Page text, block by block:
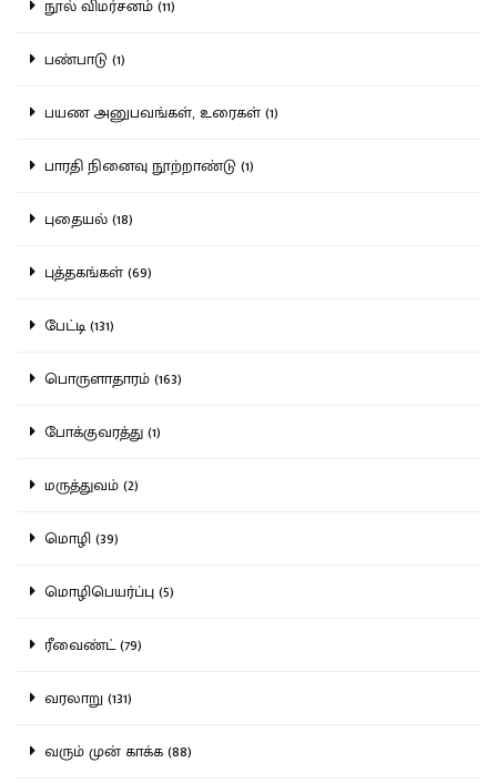
நூல் விமர்சனம் (11)
பண்பாடு (1)
பயண அனுபவங்கள், உரைகள் (1)
பாரதி நினைவு நூற்றாண்டு (1)
புதையல் (18)
புத்தகங்கள் (69)
பேட்டி (131)
பொருளாதாரம் (163)
போக்குவரத்து (1)
மருத்துவம் (2)
மொழி (39)
மொழிபெயர்ப்பு (5)
ரீவைண்ட் (79)
வரலாறு (131)
வரும் முன் காக்க (88)